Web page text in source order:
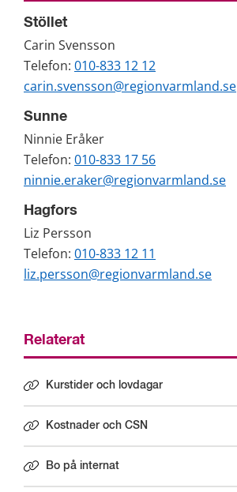
Stöllet
Carin Svensson
Telefon: 010-833 12 12
carin.svensson@regionvarmland.se
Sunne
Ninnie Eråker
Telefon: 010-833 17 56
ninnie.eraker@regionvarmland.se
Hagfors
Liz Persson
Telefon: 010-833 12 11
liz.persson@regionvarmland.se
Relaterat
Kurstider och lovdagar
Kostnader och CSN
Bo på internat